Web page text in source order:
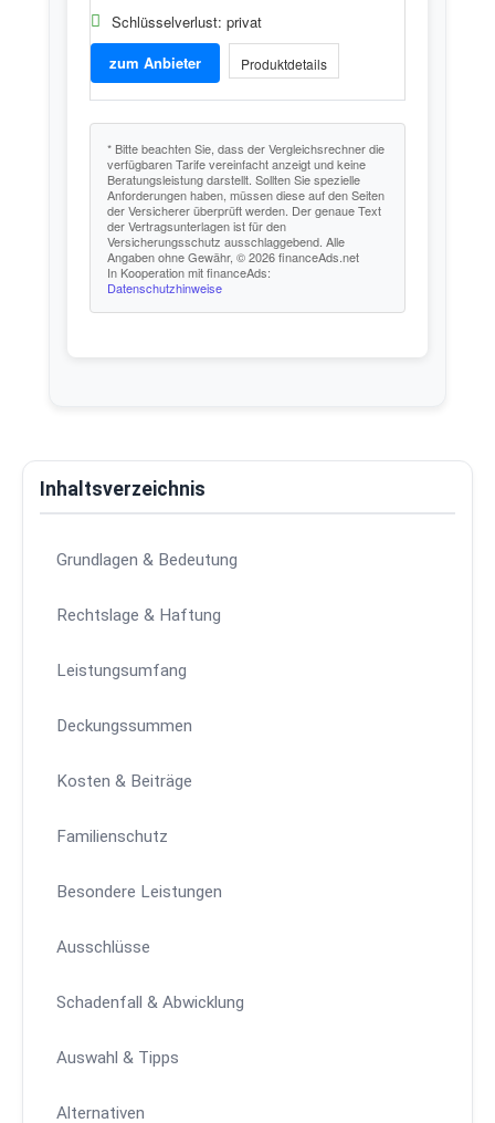
Schlüsselverlust: privat
zum Anbieter Produktdetails
* Bitte beachten Sie, dass der Vergleichsrechner die
verfügbaren Tarife vereinfacht anzeigt und keine
Beratungsleistung darstellt. Sollten Sie spezielle
Anforderungen haben, müssen diese auf den Seiten
der Versicherer überprüft werden. Der genaue Text
der Vertragsunterlagen ist für den
Versicherungsschutz ausschlaggebend. Alle
Angaben ohne Gewähr, © 2026 financeAds.net
In Kooperation mit financeAds:
Datenschutzhinweise
Inhaltsverzeichnis
Grundlagen & Bedeutung
Rechtslage & Haftung
Leistungsumfang
Deckungssummen
Kosten & Beiträge
Familienschutz
Besondere Leistungen
Ausschlüsse
Schadenfall & Abwicklung
Auswahl & Tipps
Alternativen